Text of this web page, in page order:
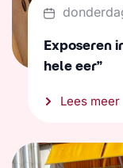
Exposeren
hele eer”
Lees meer